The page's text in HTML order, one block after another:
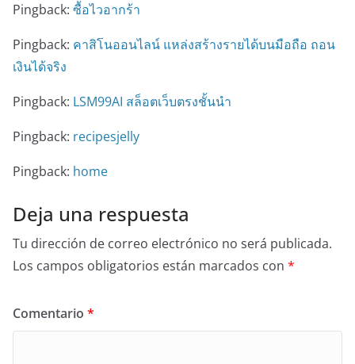
Pingback: ซื้อไวอากร้า
Pingback: คาสิโนออนไลน์ แหล่งสร้างรายได้บนมือถือ ถอน
เงินได้จริง
Pingback: LSM99AI สล็อตเว็บตรงชั้นนำ
Pingback: recipesjelly
Pingback: home
Deja una respuesta
Tu dirección de correo electrónico no será publicada.
Los campos obligatorios están marcados con *
Comentario *